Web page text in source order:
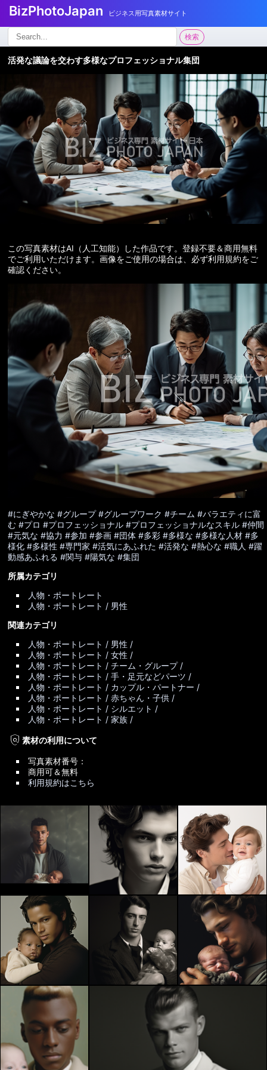
BizPhotoJapan ビジネス用写真素材サイト
検
索:
検索
活発な議論を交わす多様なプロフェッショナル集団
この写真素材はAI（人工知能）した作品です。登録不要＆商用無料
でご利用いただけます。画像をご使用の場合は、必ず利用規約をご
確認ください。
#にぎやかな #グループ #グループワーク #チーム #バラエティに富
む #プロ #プロフェッショナル #プロフェッショナルなスキル #仲間
#元気な #協力 #参加 #参画 #団体 #多彩 #多様な #多様な人材 #多
様化 #多様性 #専門家 #活気にあふれた #活発な #熱心な #職人 #躍
動感あふれる #関与 #陽気な #集団
所属カテゴリ
人物・ポートレート
人物・ポートレート / 男性
関連カテゴリ
人物・ポートレート / 男性 /
人物・ポートレート / 女性 /
人物・ポートレート / チーム・グループ /
人物・ポートレート / 手・足元などパーツ /
人物・ポートレート / カップル・パートナー /
人物・ポートレート / 赤ちゃん・子供 /
人物・ポートレート / シルエット /
人物・ポートレート / 家族 /
policy素材の利用について
写真素材番号：
商用可＆無料
利用規約はこちら